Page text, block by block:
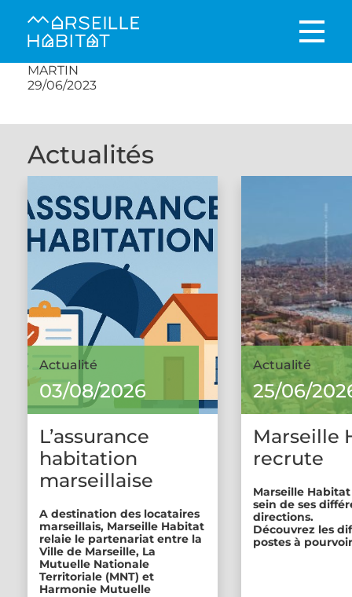
MARTIN
29/06/2023
Actualités
Actualité
03/08/2026
L’assurance
habitation
marseillaise
A destination des locataires
marseillais, Marseille Habitat
relaie le partenariat entre la
Ville de Marseille, La
Mutuelle Nationale
Territoriale (MNT) et
Harmonie Mutuelle
Actualité
25/06/
Marseille
recrute
Marseille
sein de ses
directions.
Découvrez les
postes à